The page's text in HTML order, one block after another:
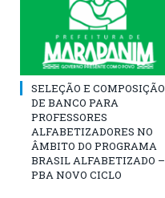
SELEÇÃO E COMPOSIÇÃO
DE BANCO PARA
PROFESSORES
ALFABETIZADORES NO
ÂMBITO DO PROGRAMA
BRASIL ALFABETIZADO –
PBA NOVO CICLO